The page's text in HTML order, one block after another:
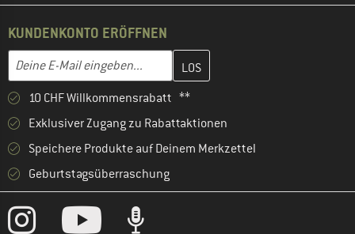
KUNDENKONTO ERÖFFNEN
E-Mail-Adresse
Gib hier deine E-Mail-Adresse ein und erstelle im nächsten
10 CHF Willkommensrabatt **
Exklusiver Zugang zu Rabattaktionen
Speichere Produkte auf Deinem Merkzettel
Geburtstagsüberraschung